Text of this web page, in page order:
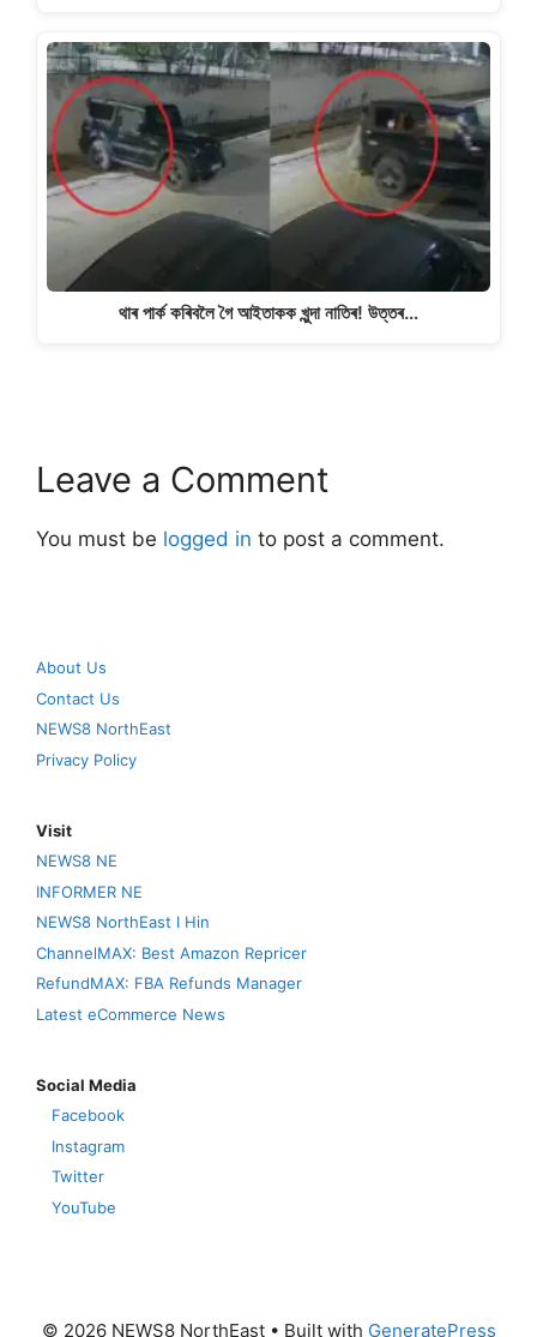
থাৰ পাৰ্ক কৰিবলৈ গৈ আইতাকক খুন্দা নাতিৰ! উত্তৰ…
Leave a Comment
You must be logged in to post a comment.
About Us
Contact Us
NEWS8 NorthEast
Privacy Policy
Visit
NEWS8 NE
INFORMER NE
NEWS8 NorthEast I Hin
ChannelMAX: Best Amazon Repricer
RefundMAX: FBA Refunds Manager
Latest eCommerce News
Social Media
Facebook
Instagram
Twitter
YouTube
© 2026 NEWS8 NorthEast• Built with GeneratePress